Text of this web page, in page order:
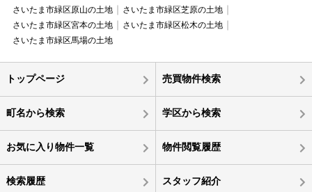
さいたま市緑区原山の土地
さいたま市緑区芝原の土地
さいたま市緑区宮本の土地
さいたま市緑区松木の土地
さいたま市緑区馬場の土地
トップページ 売買物件検索
町名から検索 学区から検索
お気に入り物件一覧 物件閲覧履歴
検索履歴 スタッフ紹介